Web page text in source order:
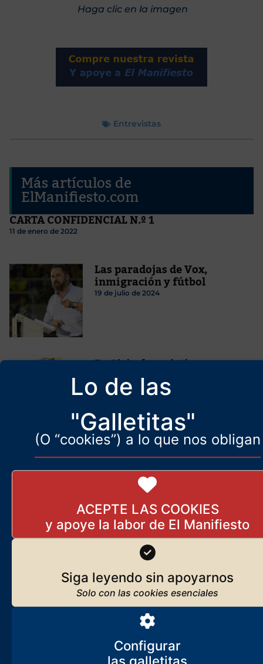
Lo de las
"Galletitas"
(O “cookies”) a lo que nos obligan
ACEPTE LAS COOKIES
Siga leyendo sin apoyarnos
Configurar
Haga clic en la imagen
Entrevistas
Más artículos de
ElManifiesto.com
CARTA CONFIDENCIAL N.º 1
11 de enero de 2022
Las paradojas de Vox,
inmigración y fútbol
19 de julio de 2024
En Siria, los cristianos
resisten con ejemplar valor
28 de diciembre de 2024
Guerra nuclear: los tambores
redoblan cada vez más fuerte
21 de septiembre de 2024
Losantos cruza todas las
líneas rojas y ataca a las
familias de Abascal y Garriga
19 de enero de 2024
[DERECHA IDENTITARIA] ¿A
qué juega Giorgia Meloni? ¿En